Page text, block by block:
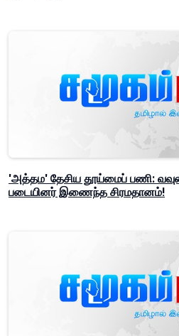
'அத்தம' தேசிய தூய்மைப் பணி:
படையினர் இணைந்த சிரமதானம்!